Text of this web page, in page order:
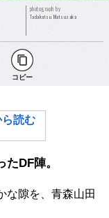
photograph by
Tadakatsu Matsuzaka
コピー
読む
DF陣。
隙を、青森山田